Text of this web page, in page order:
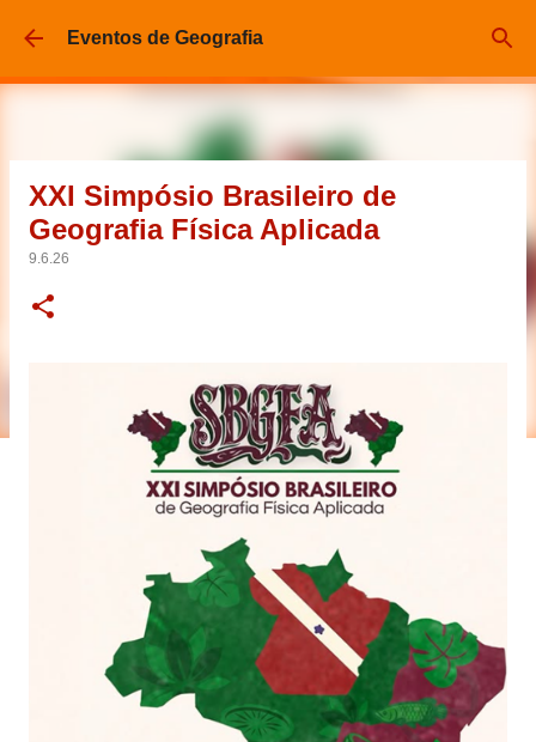
Pular para o conteúdo principal
Eventos de Geografia
XXI Simpósio Brasileiro de
Geografia Física Aplicada
9.6.26